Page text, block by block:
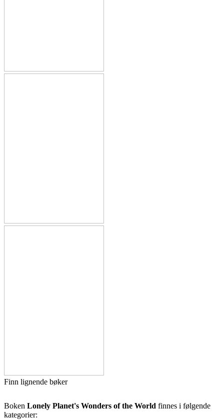
Finn lignende bøker
Boken Lonely Planet's Wonders of the World finnes i følgende
kategorier: